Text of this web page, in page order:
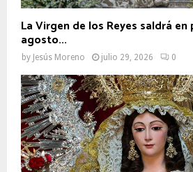
La Virgen de los Reyes saldrá en
agosto...
by Jesús Moreno julio 29, 2026 0